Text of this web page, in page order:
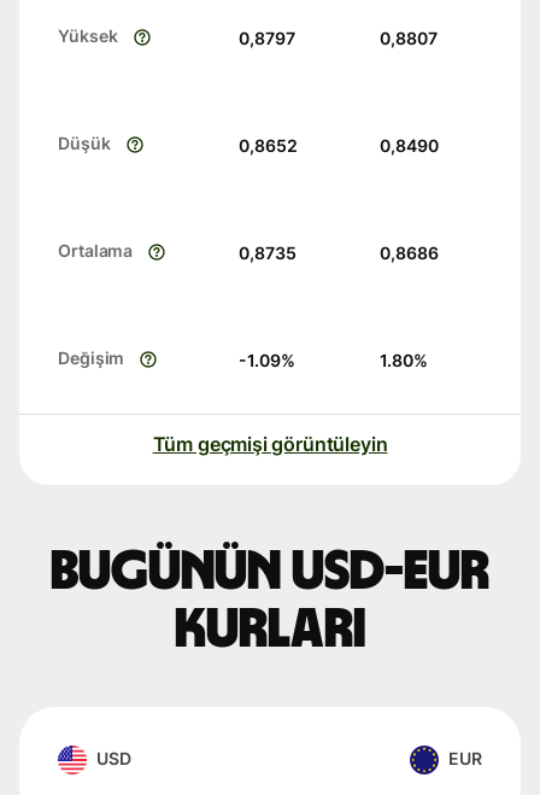
Yüksek 0,8797 0,8807
Düşük 0,8652 0,8490
Ortalama 0,8735 0,8686
Değişim -1.09% 1.80%
Tüm geçmişi görüntüleyin
Bugünün USD-EUR
kurları
USD EUR